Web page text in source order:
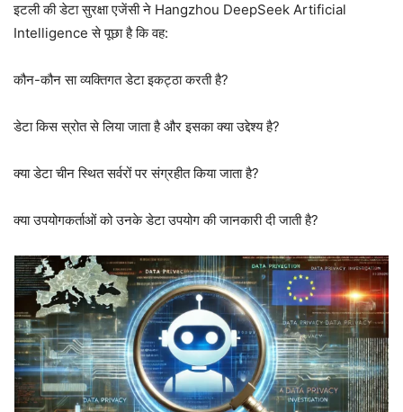
इटली की डेटा सुरक्षा एजेंसी ने Hangzhou DeepSeek Artificial
Intelligence से पूछा है कि वह:
कौन-कौन सा व्यक्तिगत डेटा इकट्ठा करती है?
डेटा किस स्रोत से लिया जाता है और इसका क्या उद्देश्य है?
क्या डेटा चीन स्थित सर्वरों पर संग्रहीत किया जाता है?
क्या उपयोगकर्ताओं को उनके डेटा उपयोग की जानकारी दी जाती है?